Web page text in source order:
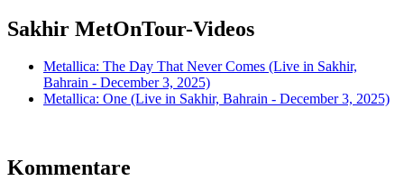
Sakhir MetOnTour-Videos
Metallica: The Day That Never Comes (Live in Sakhir,
Bahrain - December 3, 2025)
Metallica: One (Live in Sakhir, Bahrain - December 3, 2025)
Kommentare